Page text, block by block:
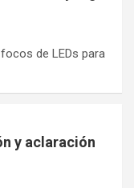
de LEDs para
y aclaración